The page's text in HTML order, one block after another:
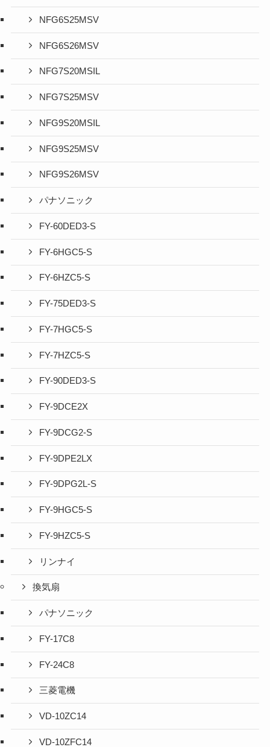
NFG6S25MSV
NFG6S26MSV
NFG7S20MSIL
NFG7S25MSV
NFG9S20MSIL
NFG9S25MSV
NFG9S26MSV
パナソニック
FY-60DED3-S
FY-6HGC5-S
FY-6HZC5-S
FY-75DED3-S
FY-7HGC5-S
FY-7HZC5-S
FY-90DED3-S
FY-9DCE2X
FY-9DCG2-S
FY-9DPE2LX
FY-9DPG2L-S
FY-9HGC5-S
FY-9HZC5-S
リンナイ
換気扇
パナソニック
FY-17C8
FY-24C8
三菱電機
VD-10ZC14
VD-10ZFC14